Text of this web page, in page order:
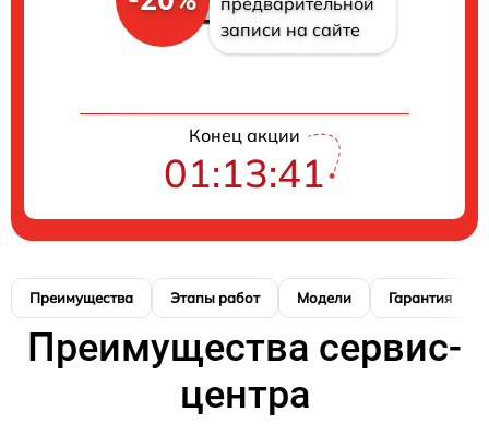
записи на сайте
Конец акции
01:13:40
Преимущества Этапы работ Модели Гарантия
Преимущества сервис-
центра